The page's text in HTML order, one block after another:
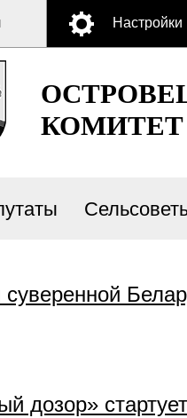
Настройки
КОМИТЕТ
суверенной
дозор»